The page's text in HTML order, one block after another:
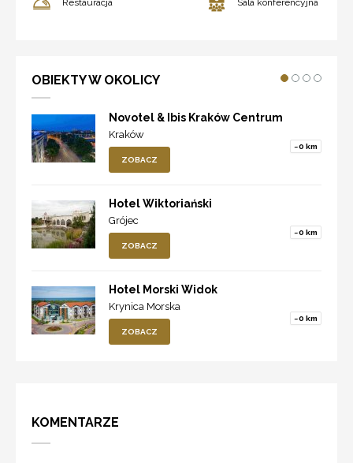
Restauracja Sala konferencyjna
OBIEKTY W OKOLICY
Novotel & Ibis Kraków Centrum
Kraków
~0 km
ZOBACZ
Hotel Wiktoriański
Grójec
~0 km
ZOBACZ
Hotel Morski Widok
Krynica Morska
~0 km
ZOBACZ
KOMENTARZE